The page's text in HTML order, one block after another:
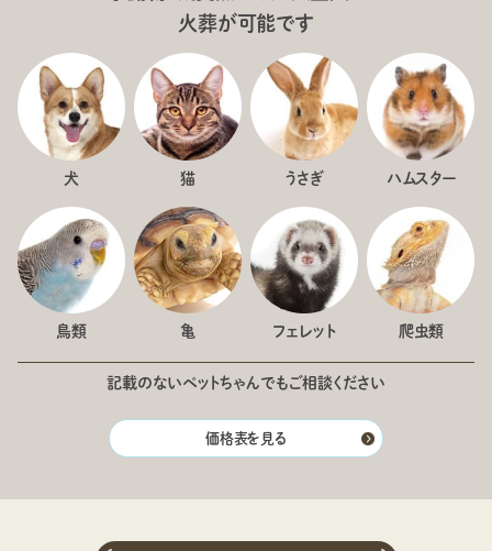
火葬が可能です
犬 猫 うさぎ ハムスター
鳥類 亀 フェレット 爬虫類
記載のないペットちゃんでもご相談ください
価格表を見る